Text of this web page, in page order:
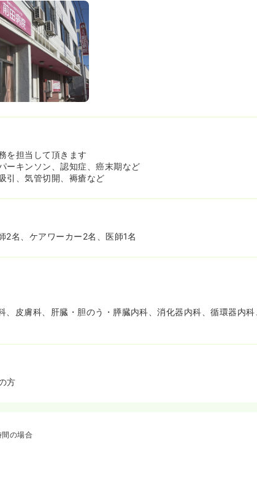
を担当して頂きます
ーキンソン、認知症、癌末期など
引、気管切開、褥瘡など
2名、ケアワーカー2名、医師1名
、皮膚科、肝臓・胆のう・膵臓内科、消化器内科、循環器内
方
の場合